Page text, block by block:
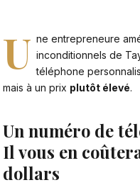
U ne entrepreneure
inconditionnels de
téléphone
mais à un prix plutôt élevé.
Un numéro de
Il vous en
dollars